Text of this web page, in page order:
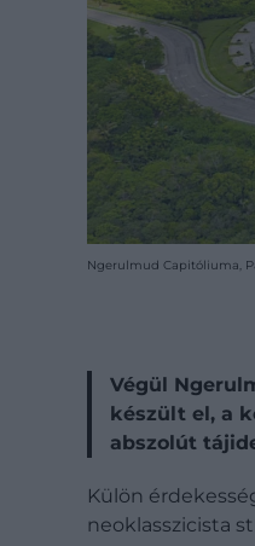
Ngerulmud Capitóliuma,
Végül
készült el, a
abszolút
Külön
neoklasszicista